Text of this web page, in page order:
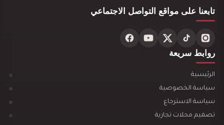
تصميم ديكور محل ألعاب أطفال مودرن
تابعنا على مواقع التواصل الاجتماعي
روابط سريعة
الرئيسية
سياسة الخصوصية
سياسة الاسترجاع
تصميم محلات تجارية